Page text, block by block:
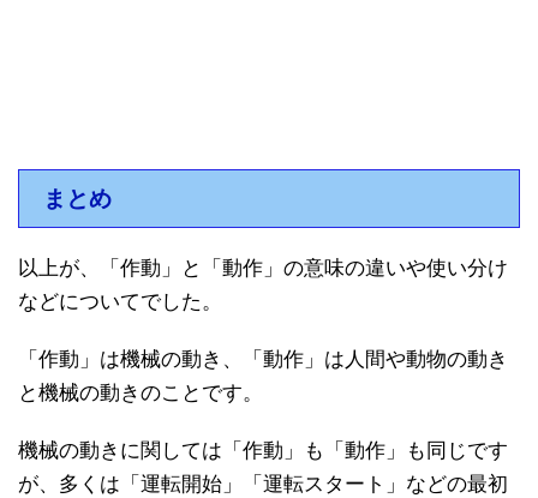
まとめ
以上が、「作動」と「動作」の意味の違いや使い分け
などについてでした。
「作動」は機械の動き、「動作」は人間や動物の動き
と機械の動きのことです。
機械の動きに関しては「作動」も「動作」も同じです
が、多くは「運転開始」「運転スタート」などの最初